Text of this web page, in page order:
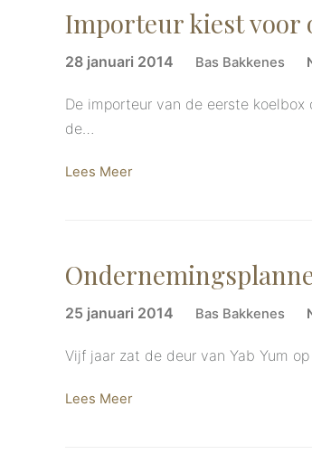
Importeur kiest voor
28 januari 2014 Bas Bakkenes
De importeur van de eerste koelbox
de…
Lees Meer
25 januari 2014 Bas Bakkenes
Vijf jaar zat de deur van Yab Yum
Lees Meer